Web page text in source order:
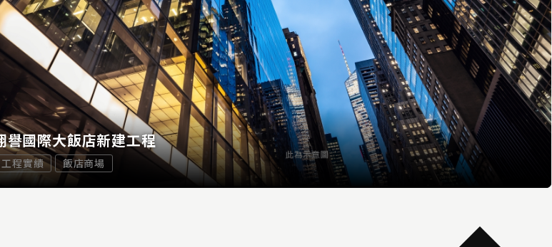
譽國際大飯店新建工程
工程實績 飯店商場